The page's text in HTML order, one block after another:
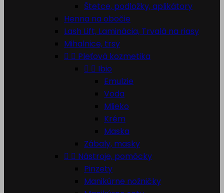
Štetce, podložky, aplikátory
Henna na obočie
Lash Lift, Laminácia, Trvalá na riasy
Mihalnice, trsy
  Pleťová kozmetika
  Ibio
Emulzie
Voda
Mlieko
Krém
Maska
Zábaly, masky
  Nástroje, pomôcky
Pinzety
Manikúrne nožničky